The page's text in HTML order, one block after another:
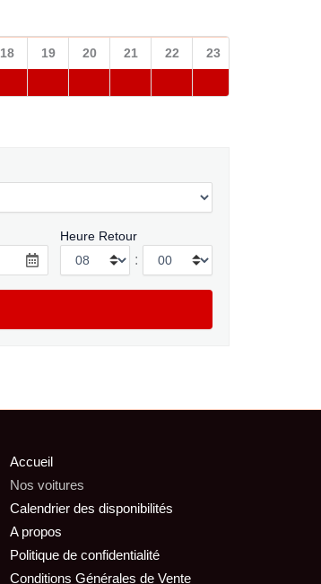
18 19 20 21 22 23
Heure Retour
:
Accueil
Nos voitures
Calendrier des disponibilités
A propos
Politique de confidentialité
Conditions Générales de Vente